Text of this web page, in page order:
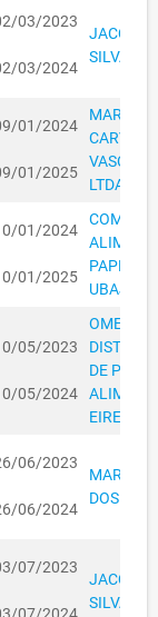
R$ 1.352,00
R$ 0,00
R$ 1.352,00
R$ 676,00
R$ 750,00
03/2023
03/2024
SILVA
01/2024
01/2025
LTDA
01/2024
01/2025
05/2023
05/2024
OMEGA
DE
EIREL
06/2023
06/2024
MARIA
DOS
07/2023
SILVA